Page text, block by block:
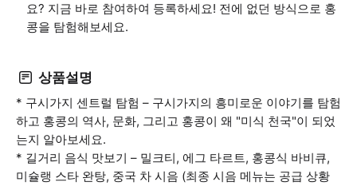
요? 지금 바로 참여하여 등록하세요! 전에 없던 방식으로 홍
콩을 탐험해보세요.
상품설명
* 구시가지 센트럴 탐험 – 구시가지의 흥미로운 이야기를 탐험
하고 홍콩의 역사, 문화, 그리고 홍콩이 왜 "미식 천국"이 되었
는지 알아보세요.
* 길거리 음식 맛보기 – 밀크티, 에그 타르트, 홍콩식 바비큐,
미슐랭 스타 완탕, 중국 차 시음 (최종 시음 메뉴는 공급 상황